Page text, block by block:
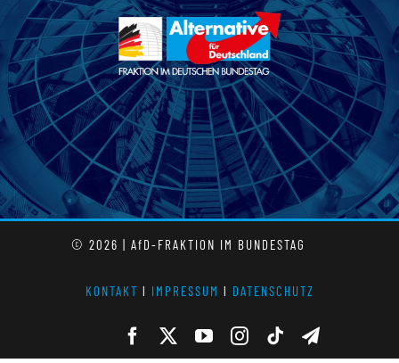
© 2026 | AfD-FRAKTION IM BUNDESTAG
KONTAKT l IMPRESSUM l DATENSCHUTZ